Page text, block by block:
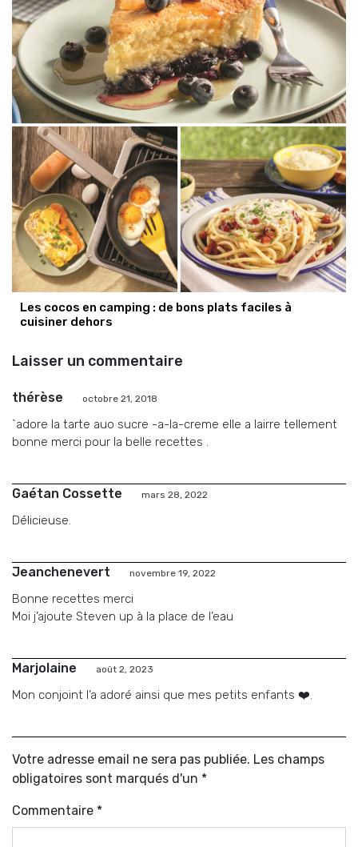
Les cocos en camping : de bons plats faciles à
cuisiner dehors
Laisser un commentaire
thérèse octobre 21, 2018
`adore la tarte auo sucre -a-la-creme elle a lairre tellement
bonne merci pour la belle recettes .
Gaétan Cossette mars 28, 2022
Délicieuse.
Jeanchenevert novembre 19, 2022
Bonne recettes merci
Moi j’ajoute Steven up à la place de l’eau
Marjolaine août 2, 2023
Mon conjoint l’a adoré ainsi que mes petits enfants ❤️.
Votre adresse email ne sera pas publiée. Les champs
obligatoires sont marqués d'un *
Commentaire *